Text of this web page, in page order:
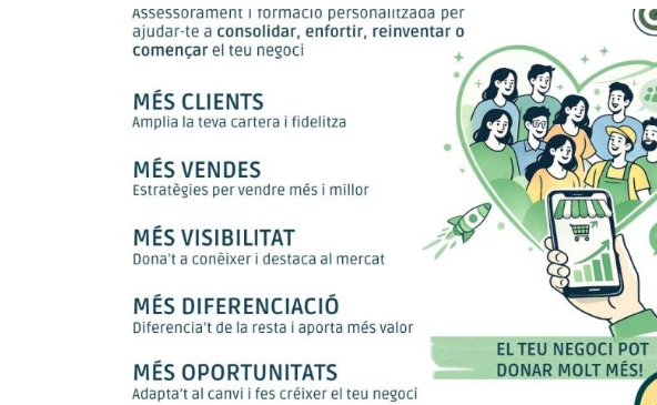
Assessorament Personalitzat I Gratuït Per A
Autònoms
P. econòmica